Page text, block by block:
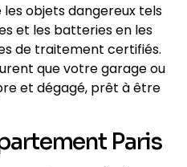
objets dangereux tels
et les batteries en les
de traitement certifiés.
que votre garage ou
et dégagé, prêt à être
Paris